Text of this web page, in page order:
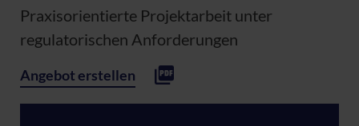
Praxisorientierte Projektarbeit unter
regulatorischen Anforderungen
Angebot erstellen